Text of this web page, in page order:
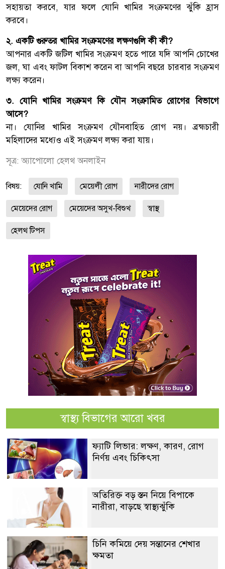
সহায়তা করবে, যার ফলে যোনি খামির সংক্রমণের ঝুঁকি হ্রাস
করবে।
২. একটি গুরুতর খামির সংক্রমণের লক্ষণগুলি কী কী?
আপনার একটি জটিল খামির সংক্রমণ হতে পারে যদি আপনি চোখের
জল, ঘা এবং ফাটল বিকাশ করেন বা আপনি বছরে চারবার সংক্রমণ
লক্ষ্য করেন।
৩. যোনি খামির সংক্রমণ কি যৌন সংক্রামিত রোগের বিভাগে
আসে?
না। যোনির খামির সংক্রমণ যৌনবাহিত রোগ নয়। ব্রহ্মচারী
মহিলাদের মধ্যেও এই সংক্রমণ লক্ষ্য করা যায়।
সূত্র: অ্যাপোলো হেলথ অনলাইন
বিষয়: যোনি খামি মেয়েলী রোগ নারীদের রোগ
মেয়েদের রোগ মেয়েদের অসুখ-বিশুখ স্বাস্থ
হেলথ টিপস
স্বাস্থ্য বিভাগের আরো খবর
ফ্যাটি লিভার: লক্ষণ, কারণ, রোগ
নির্ণয় এবং চিকিৎসা
অতিরিক্ত বড় স্তন নিয়ে বিপাকে
নারীরা, বাড়ছে স্বাস্থ্যঝুঁকি
চিনি কমিয়ে দেয় সন্তানের শেখার
ক্ষমতা